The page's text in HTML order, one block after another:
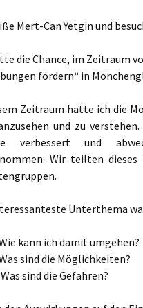
Mert-Can Yetgin und
die Chance, im Zeitraum
fördern“ in
Zeitraum hatte ich die
und zu
verbessert und
Wir teilten
Unterthema
kann ich damit umgehen?
sind die Möglichkeiten?
Was sind die Gefahren?